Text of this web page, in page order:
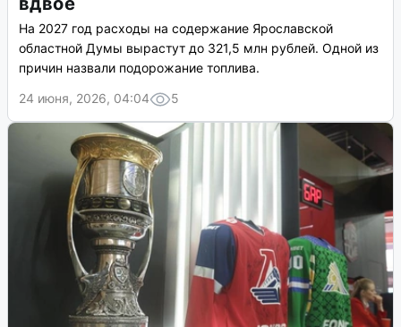
На 2027 год расходы на содержание Ярославской
областной Думы вырастут до 321,5 млн рублей. Одной из
причин назвали подорожание топлива.
24 июня, 2026, 04:04
5